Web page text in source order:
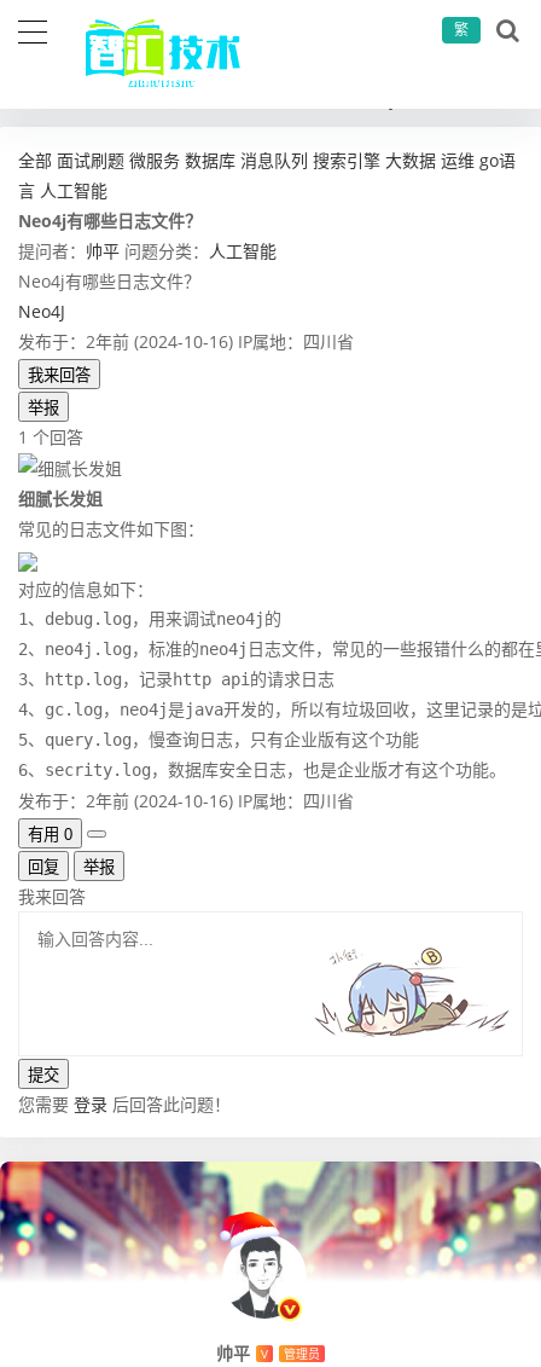
繁
全部 面试刷题 微服务 数据库 消息队列 搜索引擎 大数据 运维 go语
言 人工智能
Neo4j有哪些日志文件？
提问者： 帅平 问题分类： 人工智能
Neo4j有哪些日志文件？
Neo4J
发布于：2年前 (2024-10-16) IP属地：四川省
我来回答
举报
1 个回答
细腻长发姐
常见的日志文件如下图：
对应的信息如下：
1、debug.log，用来调试neo4j的
2、neo4j.log，标准的neo4j日志文件，常见的一些报错什么的都在
3、http.log，记录http api的请求日志
4、gc.log，neo4j是java开发的，所以有垃圾回收，这里记录的是
5、query.log，慢查询日志，只有企业版有这个功能
6、secrity.log，数据库安全日志，也是企业版才有这个功能。
发布于：2年前 (2024-10-16) IP属地：四川省
有用 0
回复
举报
我来回答
您需要 登录 后回答此问题！
帅平 V 管理员